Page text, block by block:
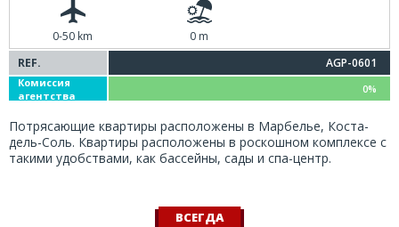
0-50 km
0 m
REF.
AGP-0601
Комиссия
агентства
0%
Потрясающие квартиры расположены в Марбелье, Коста-
дель-Соль. Квартиры расположены в роскошном комплексе с
такими удобствами, как бассейны, сады и спа-центр.
ВСЕГДА